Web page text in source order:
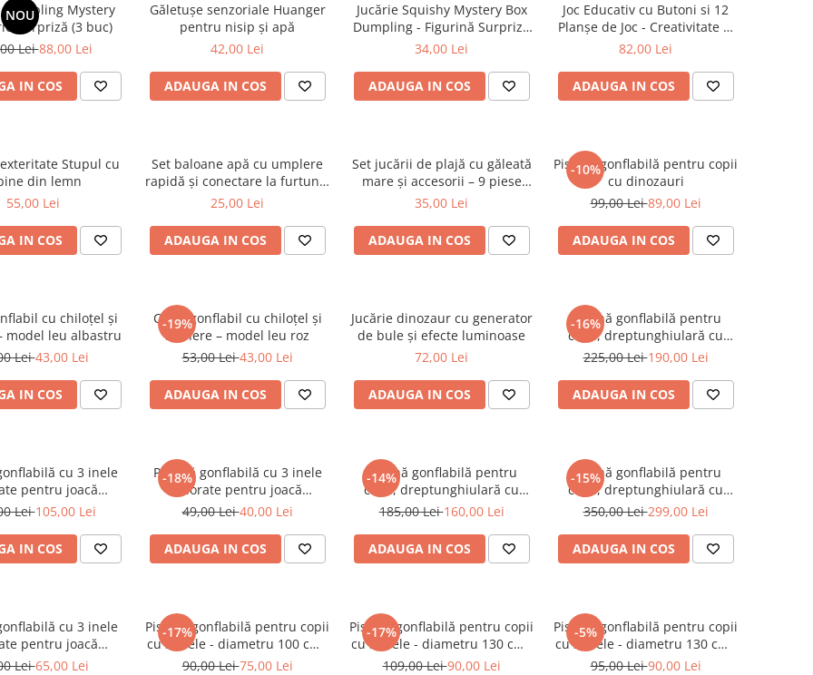
NOU
Dumpling Mystery
Surpriză (3 buc)
Lei88,00 Lei
IN COS
Găletușe senzoriale Huanger
pentru nisip și apă
42,00 Lei
ADAUGA IN COS
Jucărie Squishy Mystery Box
Dumpling - Figurină Surpriză
Senzorială
34,00 Lei
ADAUGA IN COS
Joc Educativ cu Butoni si 12
Planșe de Joc - Creativitate și
Motricitate 3+
82,00 Lei
ADAUGA IN COS
Stupul cu
din lemn
55,00 Lei
IN COS
Set baloane apă cu umplere
rapidă și conectare la furtun –
multicolor
25,00 Lei
ADAUGA IN COS
Set jucării de plajă cu găleată
mare și accesorii – 9 piese
pentru nisip
35,00 Lei
ADAUGA IN COS
-10%
Piscină gonflabilă pentru copii
cu dinozauri
99,00 Lei89,00 Lei
ADAUGA IN COS
cu chiloțel și
model leu albastru
Lei43,00 Lei
IN COS
-19%
Colac gonflabil cu chiloțel și
mânere – model leu roz
53,00 Lei43,00 Lei
ADAUGA IN COS
Jucărie dinozaur cu generator
de bule și efecte luminoase
72,00 Lei
ADAUGA IN COS
-16%
Piscină gonflabilă pentru
copii, dreptunghiulară cu
podea moale - dimensiune
225,00 Lei190,00 Lei
ADAUGA IN COS
cu 3 inele
pentru joacă
și sigură - 150 cm
Lei105,00 Lei
IN COS
-18%
Piscină gonflabilă cu 3 inele
colorate pentru joacă
răcoritoare și sigură - 60 cm
49,00 Lei40,00 Lei
ADAUGA IN COS
-14%
Piscină gonflabilă pentru
copii, dreptunghiulară cu
podea moale - dimensiune
185,00 Lei160,00 Lei
ADAUGA IN COS
-15%
Piscină gonflabilă pentru
copii, dreptunghiulară cu
podea moale - dimensiune
350,00 Lei299,00 Lei
ADAUGA IN COS
cu 3 inele
pentru joacă
și sigură - 86 cm
Lei65,00 Lei
-17%
Piscină gonflabilă pentru copii
cu 3 inele - diametru 100 cm (
Roz )
90,00 Lei75,00 Lei
-17%
Piscină gonflabilă pentru copii
cu 3 inele - diametru 130 cm (
Roz )
109,00 Lei90,00 Lei
-5%
Piscină gonflabilă pentru copii
cu 3 inele - diametru 130 cm (
Albastră )
95,00 Lei90,00 Lei